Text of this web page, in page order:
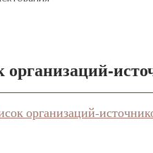
организаций-
организаций-